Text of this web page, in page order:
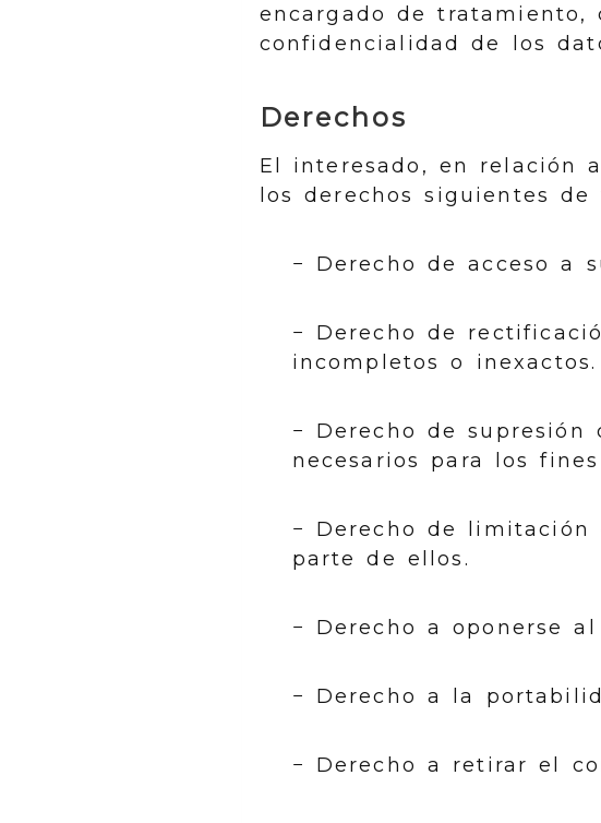
encargado de
confidencialidad de los
Derechos
El interesado, en relación
los derechos siguientes
− Derecho de acceso a
− Derecho de
incompletos o inexactos.
− Derecho de supresión
necesarios para los
− Derecho de
parte de ellos.
− Derecho a oponerse
− Derecho a la
− Derecho a retirar el